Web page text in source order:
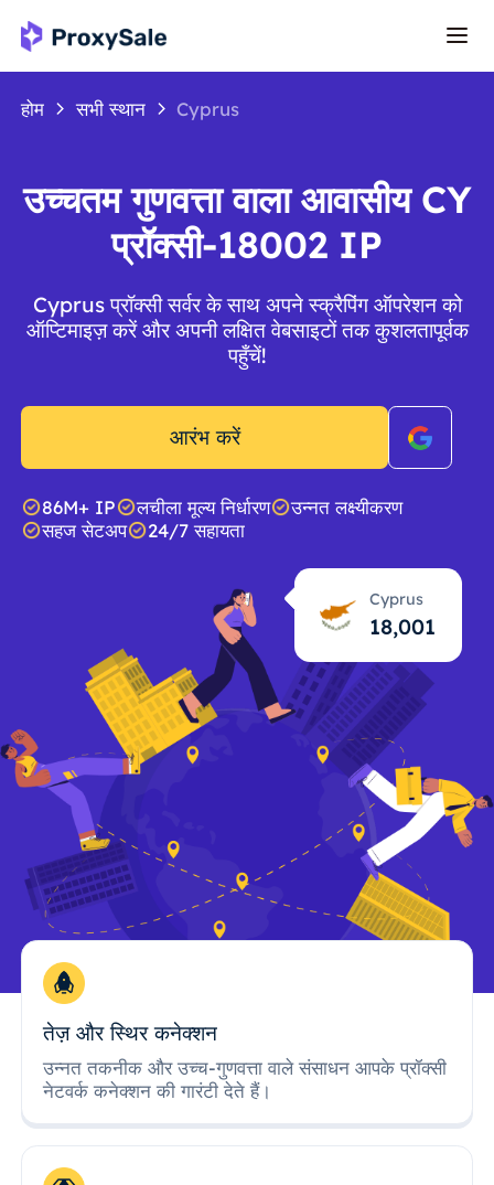
होम सभी स्थान Cyprus
उच्चतम गुणवत्ता वाला आवासीय CY
प्रॉक्सी-18002 IP
Cyprus प्रॉक्सी सर्वर के साथ अपने स्क्रैपिंग ऑपरेशन को
ऑप्टिमाइज़ करें और अपनी लक्षित वेबसाइटों तक कुशलतापूर्वक
पहुँचें!
आरंभ करें
86M+ IP लचीला मूल्य निर्धारण
उन्नत लक्ष्यीकरण
सहज सेटअप
24/7 सहायता
Cyprus
18,002
तेज़ और स्थिर कनेक्शन
उन्नत तकनीक और उच्च-गुणवत्ता वाले संसाधन आपके प्रॉक्सी
नेटवर्क कनेक्शन की गारंटी देते हैं।